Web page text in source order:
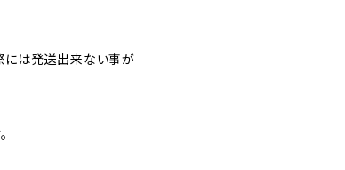
には発送出来ない事が